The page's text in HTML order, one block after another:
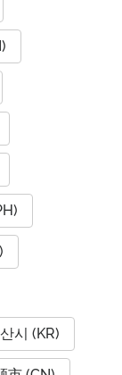
시 (KR)